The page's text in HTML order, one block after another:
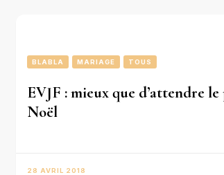
BLABLA MARIAGE TOUS
EVJF : mieux que d’attendre le
Noël
28 AVRIL 2018